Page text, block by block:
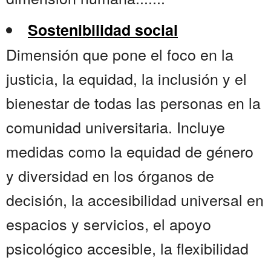
Sostenibilidad social
Dimensión que pone el foco en la
justicia, la equidad, la inclusión y el
bienestar de todas las personas en la
comunidad universitaria. Incluye
medidas como la equidad de género
y diversidad en los órganos de
decisión, la accesibilidad universal en
espacios y servicios, el apoyo
psicológico accesible, la flexibilidad